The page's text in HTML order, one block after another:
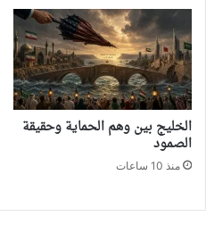
‏الخليج بين وهم الحماية وحقيقة
الصمود
منذ 10 ساعات